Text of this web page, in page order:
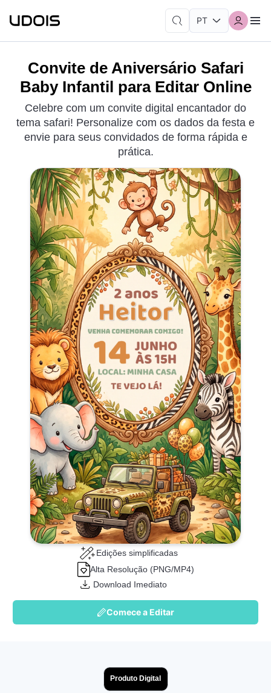
Convite de Aniversário Safari
Baby Infantil para Editar Online
Celebre com um convite digital encantador do
tema safari! Personalize com os dados da festa e
envie para seus convidados de forma rápida e
prática.
Edições simplificadas
Alta Resolução (PNG/MP4)
Download Imediato
Comece a Editar
Produto Digital